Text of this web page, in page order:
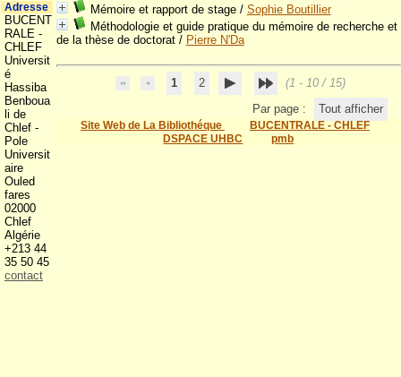
Mémoire et rapport de stage/ Sophie Boutillier
Méthodologie et guide pratique du mémoire de recherche et
de la thèse de doctorat/ Pierre N'Da
1 2
(1 - 10 / 15)
Par page :
Tout afficher
Site Web de La Bibliothéque
BUCENTRALE - CHLEF
DSPACE UHBC
pmb
Adresse
BUCENT
RALE -
CHLEF
Universit
é
Hassiba
Benboua
li de
Chlef -
Pole
Universit
aire
Ouled
fares
02000
Chlef
Algérie
+213 44
35 50 45
contact